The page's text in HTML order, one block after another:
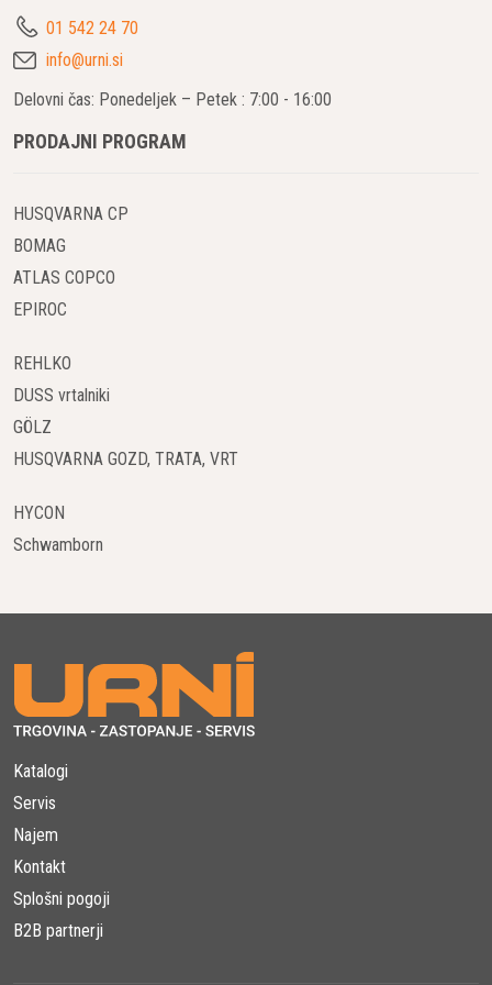
različnih oblik in velikosti in so zaprte v obroč. Meči za
menjave, je dobro, če kupite originalne meče za motorno
žago.
motorne žage. Če pa imate dostop do električne vtičnice na
prostem, je izbira vrste žage samoumevna. Hkrati je tudi
modeli. Tovrstne žage se ne bojijo niti najbolj zapletenih
drevesnih vrst in delujejo v velikem obsegu dela. Električne
je cenejše in so za uporabo varne. Baterijska motorna žaga se
napaja z vgrajeno polnilno baterijo in so njeni stroški oskrbe in
vzdrževanja nizki. Hkrati baterijske motorne žage povzročajo
minimalne vibracije v ročajih, so okolju prijazne in varne in s
Motorna žaga Husqvarna
Sodobni modeli vodilnih proizvajalcev imajo izboljšane
nadzora emisij CO2. Njihova zasnova pa omogoča povečanje
zmogljivosti. Ko govorimo o motornih žagah, se spomnimo
najbolj znanih blagovnih znamk, med katerimi je tudi
parkov in gozdov.
dostopnem segmentu že dolgo med sprejemljivi in vedno
uporabnimi. Pri proizvodnji motornih žag se uporabljajo samo
najnaprednejše tehnologije.
motorne žage Husqvarna so zasnovane za opravljanje večji ali
01 542 24 70
info@urni.si
Delovni čas: Ponedeljek – Petek : 7:00 - 16:00
PRODAJNI PROGRAM
HUSQVARNA CP
BOMAG
ATLAS COPCO
EPIROC
REHLKO
DUSS vrtalniki
GÖLZ
HUSQVARNA GOZD, TRATA, VRT
HYCON
Schwamborn
Katalogi
Servis
Najem
Kontakt
Splošni pogoji
B2B partnerji